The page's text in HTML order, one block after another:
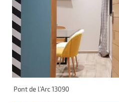
Pont de l’Arc 13090